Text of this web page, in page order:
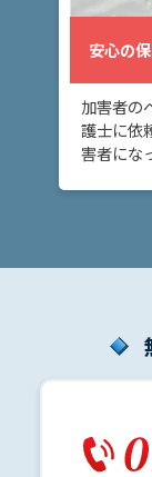
安心の
加害者の
護士に依
害者にな